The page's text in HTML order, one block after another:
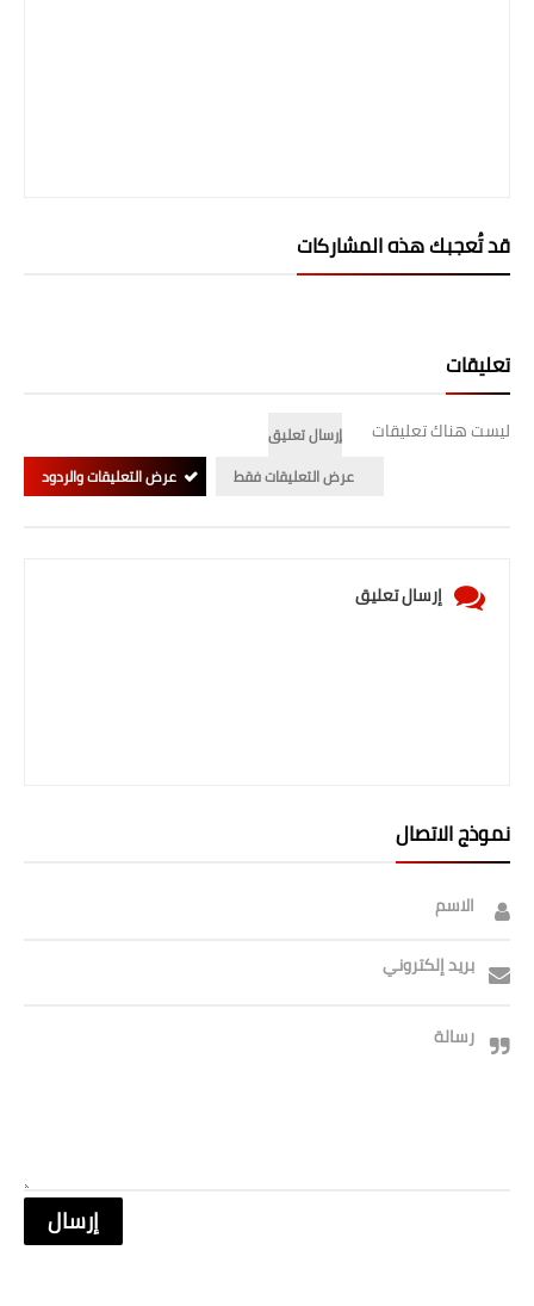
قد تُعجبك هذه المشاركات
تعليقات
ليست هناك تعليقات
إرسال تعليق
عرض التعليقات فقط
عرض التعليقات والردود
إرسال تعليق
نموذج الاتصال
الاسم
بريد إلكتروني
رسالة